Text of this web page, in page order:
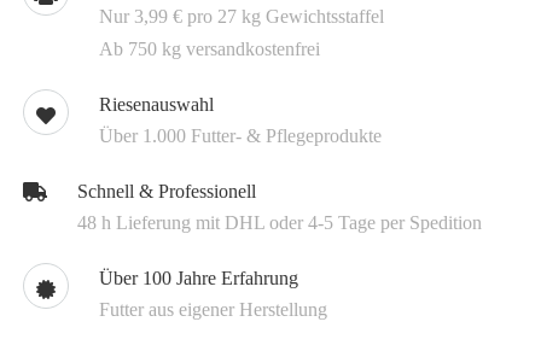
Nur 3,99 € pro 27 kg Gewichtsstaffel
Ab 750 kg versandkostenfrei
Riesenauswahl
Über 1.000 Futter- & Pflegeprodukte
Schnell & Professionell
48 h Lieferung mit DHL oder 4-5 Tage per Spedition
Über 100 Jahre Erfahrung
Futter aus eigener Herstellung